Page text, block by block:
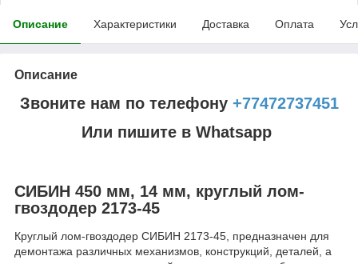
Описание Характеристики Доставка Оплата
Описание
Звоните нам по телефону +77472737451
Или пишите в Whatsapp
СИБИН 450 мм, 14 мм, круглый лом-
гвоздодер 2173-45
Круглый лом-гвоздодер СИБИН 2173-45, предназначен для
демонтажа различных механизмов, конструкций, деталей, а